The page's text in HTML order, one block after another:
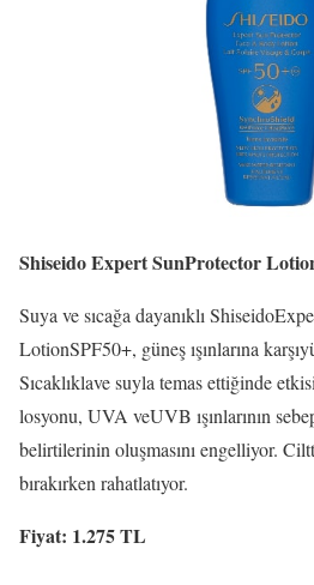
Shiseido Expert SunProtector
Suya ve sıcağa dayanıklı
LotionSPF50+, güneş ışınlarına
Sıcaklıklave suyla temas ettiğinde
losyonu, UVA veUVB ışınlarının
belirtilerinin oluşmasını engelliyor.
bırakırken rahatlatıyor.
Fiyat: 1.275 TL